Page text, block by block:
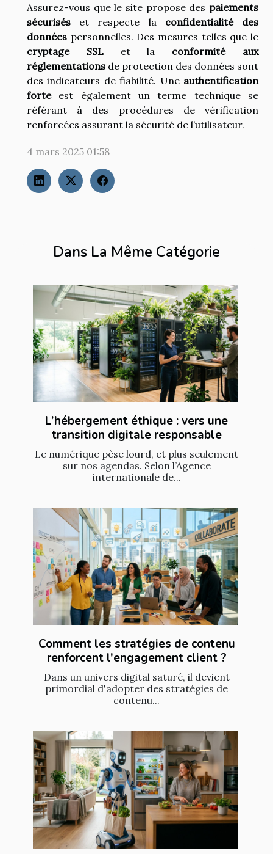
Dans La Même Catégorie
L’hébergement éthique : vers une
transition digitale responsable
Le numérique pèse lourd, et plus seulement
sur nos agendas. Selon l’Agence
internationale de...
Comment les stratégies de contenu
renforcent l'engagement client ?
Dans un univers digital saturé, il devient
primordial d'adopter des stratégies de
contenu...
Assurez-vous que le site propose des paiements
sécurisés et respecte la confidentialité des
données personnelles. Des mesures telles que le
cryptage SSLet la conformité aux
réglementations de protection des données sont
des indicateurs de fiabilité. Une authentification
forteest également un terme technique se
référant à des procédures de vérification
renforcées assurant la sécurité de l’utilisateur.
4 mars 2025 01:58